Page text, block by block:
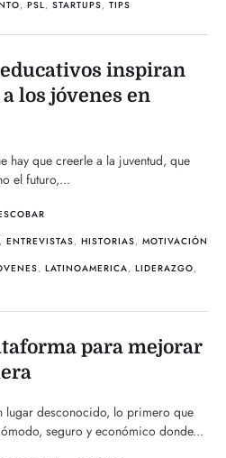
, PSL, STARTUPS, TIPS
inspiran
los jóvenes en
hay que creerle a la juventud, que
el futuro,...
, ENTREVISTAS, HISTORIAS, MOTIVACIÓN
, LATINOAMERICA, LIDERAZGO,
para mejorar
lugar desconocido, lo primero que
seguro y económico donde...